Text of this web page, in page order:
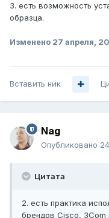
3. есть возможность
образца.
Изменено 27 апреля,
Вставить ник
Nag
Опубликовано
Цитата
2. есть практика
брендов Cisco, 3Com